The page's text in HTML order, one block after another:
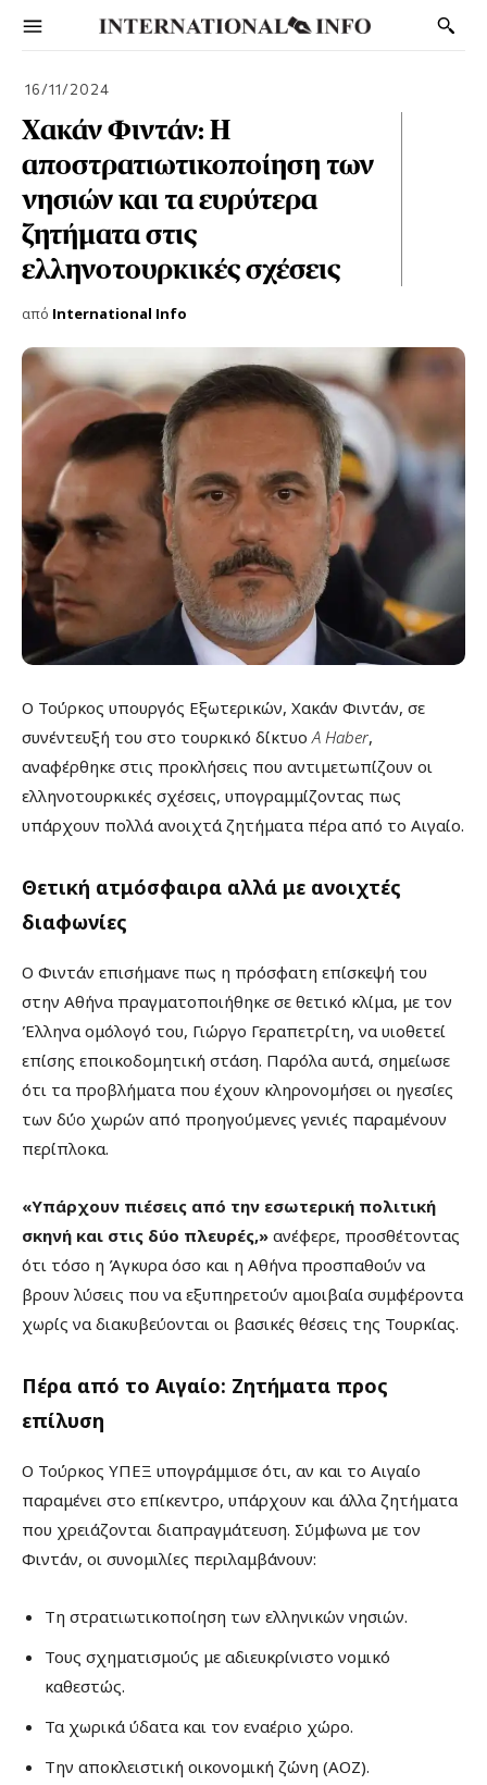
16/11/2024
Χακάν Φιντάν: Η
αποστρατιωτικοποίηση των
νησιών και τα ευρύτερα
ζητήματα στις
ελληνοτουρκικές σχέσεις
από International Info
Ο Τούρκος υπουργός Εξωτερικών, Χακάν Φιντάν, σε
συνέντευξή του στο τουρκικό δίκτυο A Haber,
αναφέρθηκε στις προκλήσεις που αντιμετωπίζουν οι
ελληνοτουρκικές σχέσεις, υπογραμμίζοντας πως
υπάρχουν πολλά ανοιχτά ζητήματα πέρα από το Αιγαίο.
Θετική ατμόσφαιρα αλλά με ανοιχτές
διαφωνίες
Ο Φιντάν επισήμανε πως η πρόσφατη επίσκεψή του
στην Αθήνα πραγματοποιήθηκε σε θετικό κλίμα, με τον
Έλληνα ομόλογό του, Γιώργο Γεραπετρίτη, να υιοθετεί
επίσης εποικοδομητική στάση. Παρόλα αυτά, σημείωσε
ότι τα προβλήματα που έχουν κληρονομήσει οι ηγεσίες
των δύο χωρών από προηγούμενες γενιές παραμένουν
περίπλοκα.
«Υπάρχουν πιέσεις από την εσωτερική πολιτική
σκηνή και στις δύο πλευρές,» ανέφερε, προσθέτοντας
ότι τόσο η Άγκυρα όσο και η Αθήνα προσπαθούν να
βρουν λύσεις που να εξυπηρετούν αμοιβαία συμφέροντα
χωρίς να διακυβεύονται οι βασικές θέσεις της Τουρκίας.
Πέρα από το Αιγαίο: Ζητήματα προς
επίλυση
Ο Τούρκος ΥΠΕΞ υπογράμμισε ότι, αν και το Αιγαίο
παραμένει στο επίκεντρο, υπάρχουν και άλλα ζητήματα
που χρειάζονται διαπραγμάτευση. Σύμφωνα με τον
Φιντάν, οι συνομιλίες περιλαμβάνουν:
Τη στρατιωτικοποίηση των ελληνικών νησιών.
Τους σχηματισμούς με αδιευκρίνιστο νομικό
καθεστώς.
Τα χωρικά ύδατα και τον εναέριο χώρο.
Την αποκλειστική οικονομική ζώνη (ΑΟΖ).